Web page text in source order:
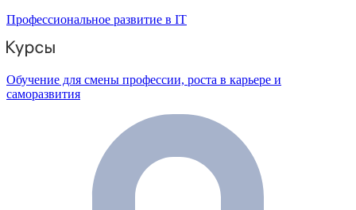
Профессиональное развитие в IT
Обучение для смены профессии, роста в карьере и
саморазвития